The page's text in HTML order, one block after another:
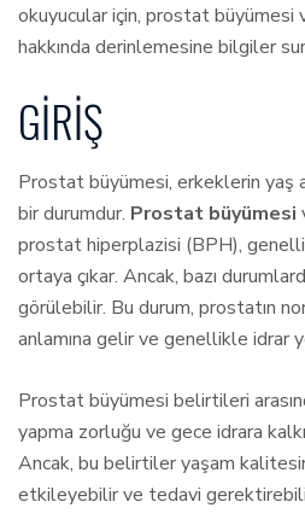
okuyucular için, prostat
hakkında derinlemesine bilgiler
GIRIŞ
Prostat büyümesi, erkeklerin yaş
bir durumdur. Prostat büyümesi
prostat hiperplazisi (BPH),
ortaya çıkar. Ancak, bazı
görülebilir. Bu durum, prostatın
anlamına gelir ve genellikle idrar
Prostat büyümesi belirtileri
yapma zorluğu ve gece idrara
Ancak, bu belirtiler yaşam
etkileyebilir ve tedavi